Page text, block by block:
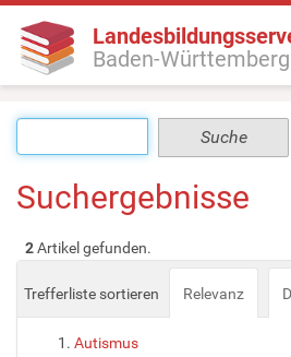
Baden-Württemberg
Suchergebnisse
2Artikel gefunden.
Trefferliste sortieren Relevanz
Autismus